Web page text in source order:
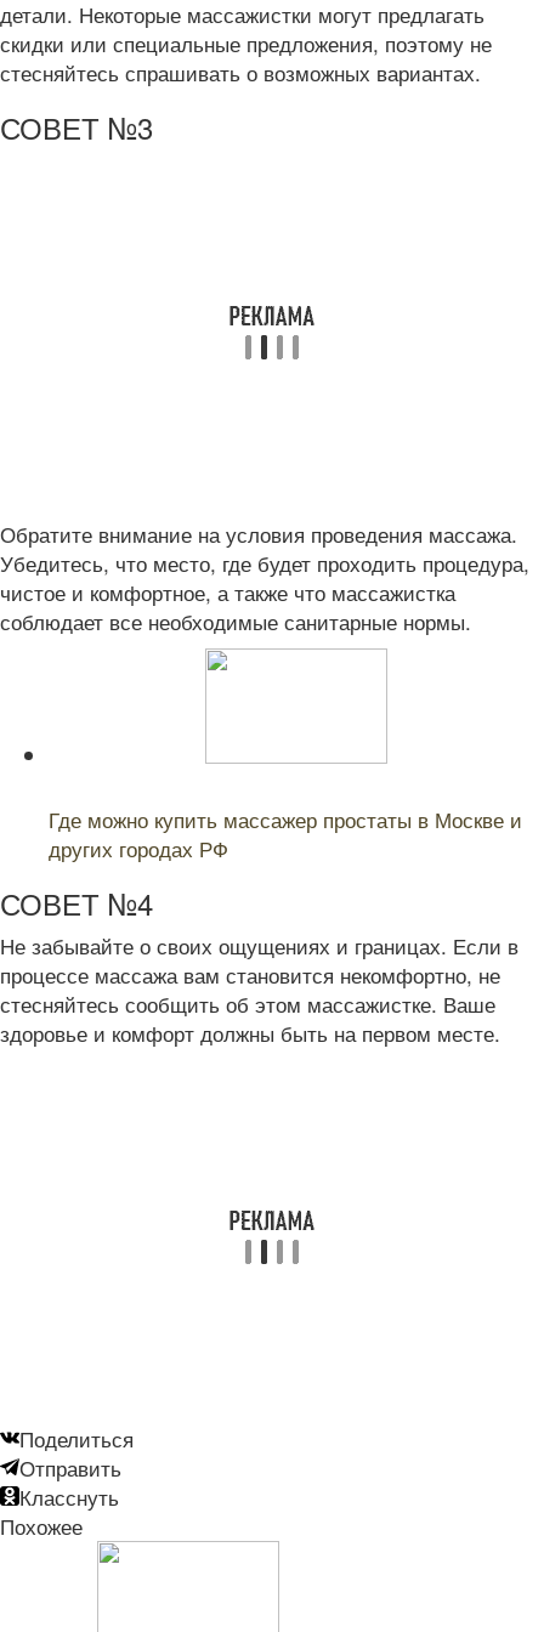
детали. Некоторые массажистки могут предлагать
скидки или специальные предложения, поэтому не
стесняйтесь спрашивать о возможных вариантах.
СОВЕТ №3
Обратите внимание на условия проведения массажа.
Убедитесь, что место, где будет проходить процедура,
чистое и комфортное, а также что массажистка
соблюдает все необходимые санитарные нормы.
Где можно купить массажер простаты в Москве и
других городах РФ
СОВЕТ №4
Не забывайте о своих ощущениях и границах. Если в
процессе массажа вам становится некомфортно, не
стесняйтесь сообщить об этом массажистке. Ваше
здоровье и комфорт должны быть на первом месте.
Поделиться
Отправить
Класснуть
Похожее